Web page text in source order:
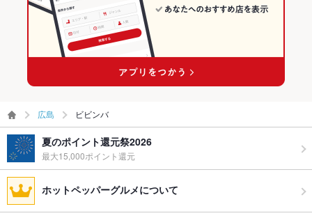
広島 ビビンバ
夏のポイント還元祭2026
最大15,000ポイント還元
ホットペッパーグルメについて